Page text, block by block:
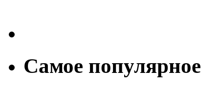
Самое популярное